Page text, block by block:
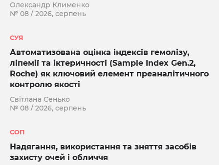
Олександр Клименко
№ 08 / 2026, серпень
СУЯ
Автоматизована оцінка індексів гемолізу,
ліпемії та іктеричності (Sample Index Gen.2,
Roche) як ключовий елемент преаналітичного
контролю якості
Світлана Сенько
№ 08 / 2026, серпень
СОП
Надягання, використання та зняття засобів
захисту очей і обличчя